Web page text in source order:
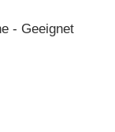
- Geeignet